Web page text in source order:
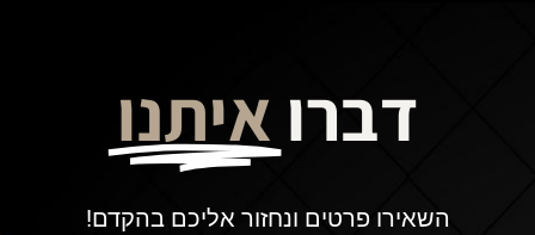
דברו איתנו
השאירו פרטים ונחזור אליכם בהקדם!